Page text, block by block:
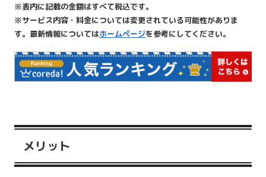
※表内に記載の金額はすべて税込です。
※サービス内容・料金については変更されている可能性がありま
す。最新情報についてはホームページを参考にしてください。
メリット